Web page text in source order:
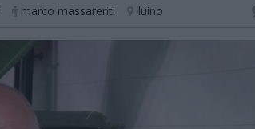
marco massarenti luino